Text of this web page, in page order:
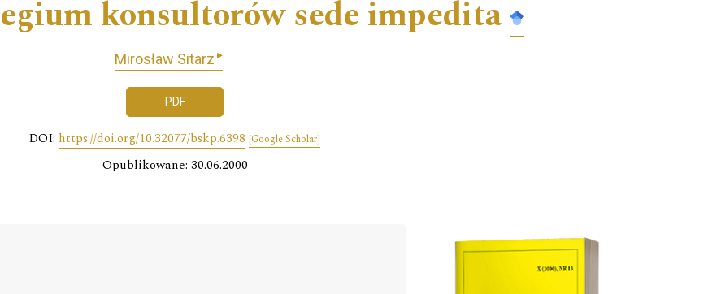
konsultorów sede impedita
Mirosław Sitarz ▸
PDF
DOI: https://doi.org/10.32077/bskp.6398 [Google Scholar]
Opublikowane: 30.06.2000
Cover image